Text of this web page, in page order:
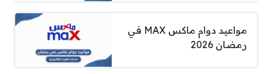
مواعيد دوام ماكس MAX في
رمضان 2026